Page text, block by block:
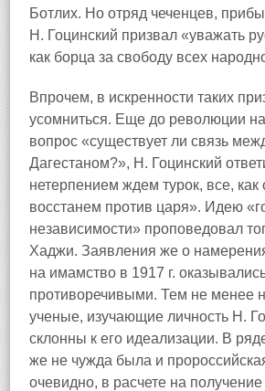
Ботлих. Но отряд чеченцев,
Н. Гоцинский призвал «уважать
как борца за свободу всех
Впрочем, в искренности таких
усомниться. Еще до революции
вопрос «существует ли связь
Дагестаном?», Н. Гоцинский
нетерпением ждем турок, все, как
восстанем против царя». Идею
независимости» проповедовал
Хаджи. Заявления же о
на имамство в 1917 г.
противоречивыми. Тем не менее
ученые, изучающие личность Н.
склонны к его идеализации. В
же не чужда была и
очевидно, в расчете на